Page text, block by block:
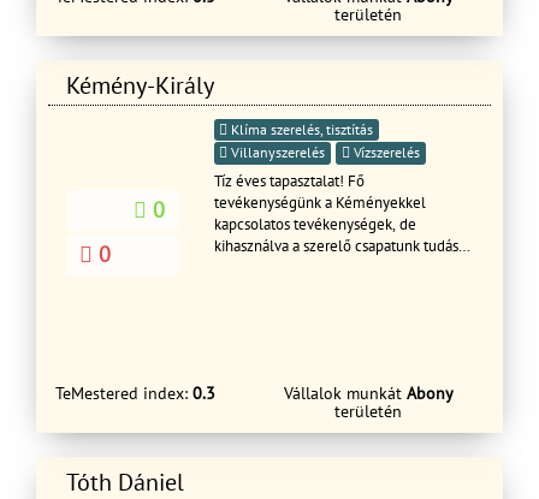
területén
Kémény-Király
0
0
Klíma szerelés, tisztítás
Villanyszerelés
Vízszerelés
Tíz éves tapasztalat! Fő
tevékenységünk a Kéményekkel
kapcsolatos tevékenységek, de
kihasználva a szerelő csapatunk tudását
TeMestered index: 0.3 Vállalok munkát Abony
területén
Tóth Dániel